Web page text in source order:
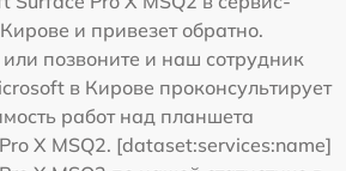
и привезет обратно.
позвоните и наш сотрудник
в Кирове проконсультирует
работ над планшета
X MSQ2. [dataset:services:name]